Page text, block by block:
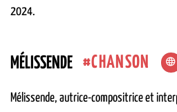
2024.
MÉLISSENDE CHANSON
Mélissende, autrice-compositrice et